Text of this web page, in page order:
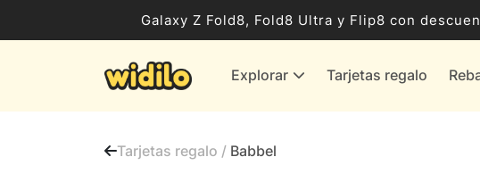
Galaxy Z Fold8, Fold8 Ultra y Flip8 con
Explorar Tarjetas regalo
Ocio, Entretenimiento y Cultura
Proveedores de gas y energía
Todas las tiendas
Tarjetas regalo / Babbel